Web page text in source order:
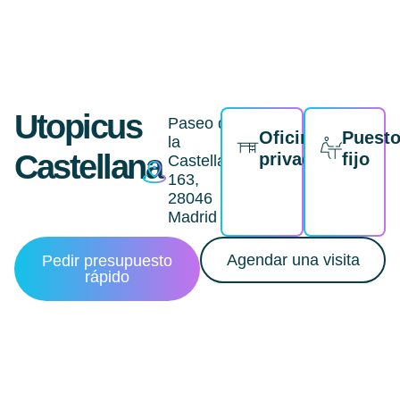
Utopicus
Castellana
Paseo de
la
Castellana,
163,
28046
Madrid
Oficina
privada
Puesto
fijo
Pedir presupuesto
rápido
Agendar una visita